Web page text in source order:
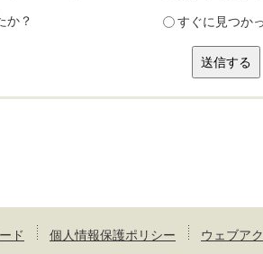
か？ すぐに見つか
ド 個人情報保護ポリシー ウェブア